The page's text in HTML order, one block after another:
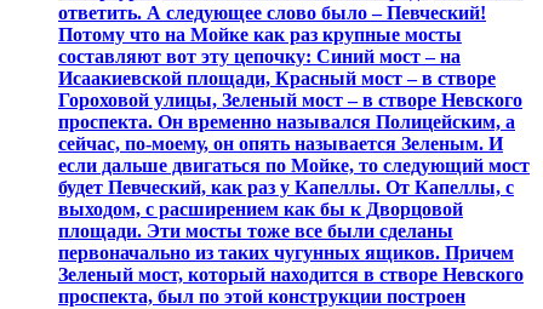
ответить. А следующее слово было – Певческий!
Потому что на Мойке как раз крупные мосты
составляют вот эту цепочку: Синий мост – на
Исаакиевской площади, Красный мост – в створе
Гороховой улицы, Зеленый мост – в створе Невского
проспекта. Он временно назывался Полицейским, а
сейчас, по-моему, он опять называется Зеленым. И
если дальше двигаться по Мойке, то следующий мост
будет Певческий, как раз у Капеллы. От Капеллы, с
выходом, с расширением как бы к Дворцовой
площади. Эти мосты тоже все были сделаны
первоначально из таких чугунных ящиков. Причем
Зеленый мост, который находится в створе Невского
проспекта, был по этой конструкции построен